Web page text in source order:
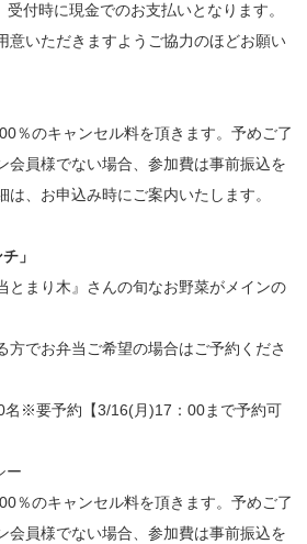
付時に現金でのお支払いとなります。
意いただきますようご協力のほどお願い
％のキャンセル料を頂きます。予めご了
会員様でない場合、参加費は事前振込を
、お申込み時にご案内いたします。
」
とまり木』さんの旬なお野菜がメインの
方でお弁当ご希望の場合はご予約くださ
※要予約【3/16(月)17：00まで予約可
ー
％のキャンセル料を頂きます。予めご了
会員様でない場合、参加費は事前振込を